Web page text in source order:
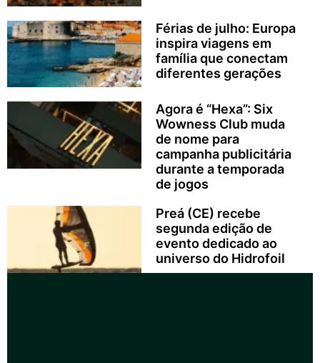
Férias de julho: Europa
inspira viagens em
família que conectam
diferentes gerações
Agora é “Hexa”: Six
Wowness Club muda
de nome para
campanha publicitária
durante a temporada
de jogos
Preá (CE) recebe
segunda edição de
evento dedicado ao
universo do Hidrofoil